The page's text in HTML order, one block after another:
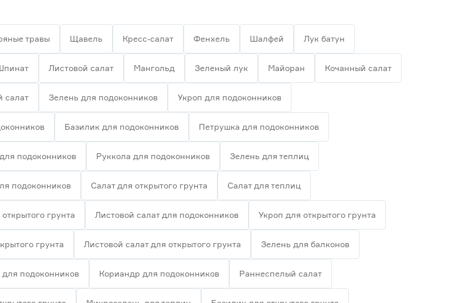
травы Щавель Кресс-салат Фенхель Шалфей Лук батун
Листовой салат Мангольд Зеленый лук Майоран Кочанный салат
салат Зелень для подоконников Укроп для подоконников
Базилик для подоконников Петрушка для подоконников
подоконников Руккола для подоконников Зелень для теплиц
подоконников Салат для открытого грунта Салат для теплиц
грунта Листовой салат для подоконников Укроп для открытого грунта
грунта Листовой салат для открытого грунта Зелень для балконов
подоконников Кориандр для подоконников Раннеспелый салат